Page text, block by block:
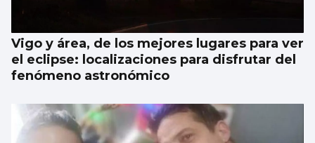
Vigo y área, de los mejores lugares para ver
el eclipse: localizaciones para disfrutar del
fenómeno astronómico